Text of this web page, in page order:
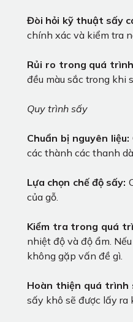
Đòi hỏi kỹ thuật sấy
chính xác và kiểm tra
Rủi ro trong quá
đều màu sắc trong khi
Quy trình sấy
Chuẩn bị nguyên liệu:
các thành các thanh
Lựa chọn chế độ sấy:
của gỗ.
Kiểm tra trong quá
nhiệt độ và độ ẩm.
không gặp vấn đề gì.
Hoàn thiện quá trình
sấy khô sẽ được lấy ra